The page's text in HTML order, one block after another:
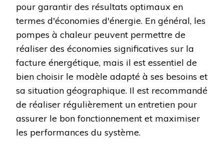
pour garantir des résultats optimaux en
termes d'économies d'énergie. En général, les
pompes à chaleur peuvent permettre de
réaliser des économies significatives sur la
facture énergétique, mais il est essentiel de
bien choisir le modèle adapté à ses besoins et
sa situation géographique. Il est recommandé
de réaliser régulièrement un entretien pour
assurer le bon fonctionnement et maximiser
les performances du système.